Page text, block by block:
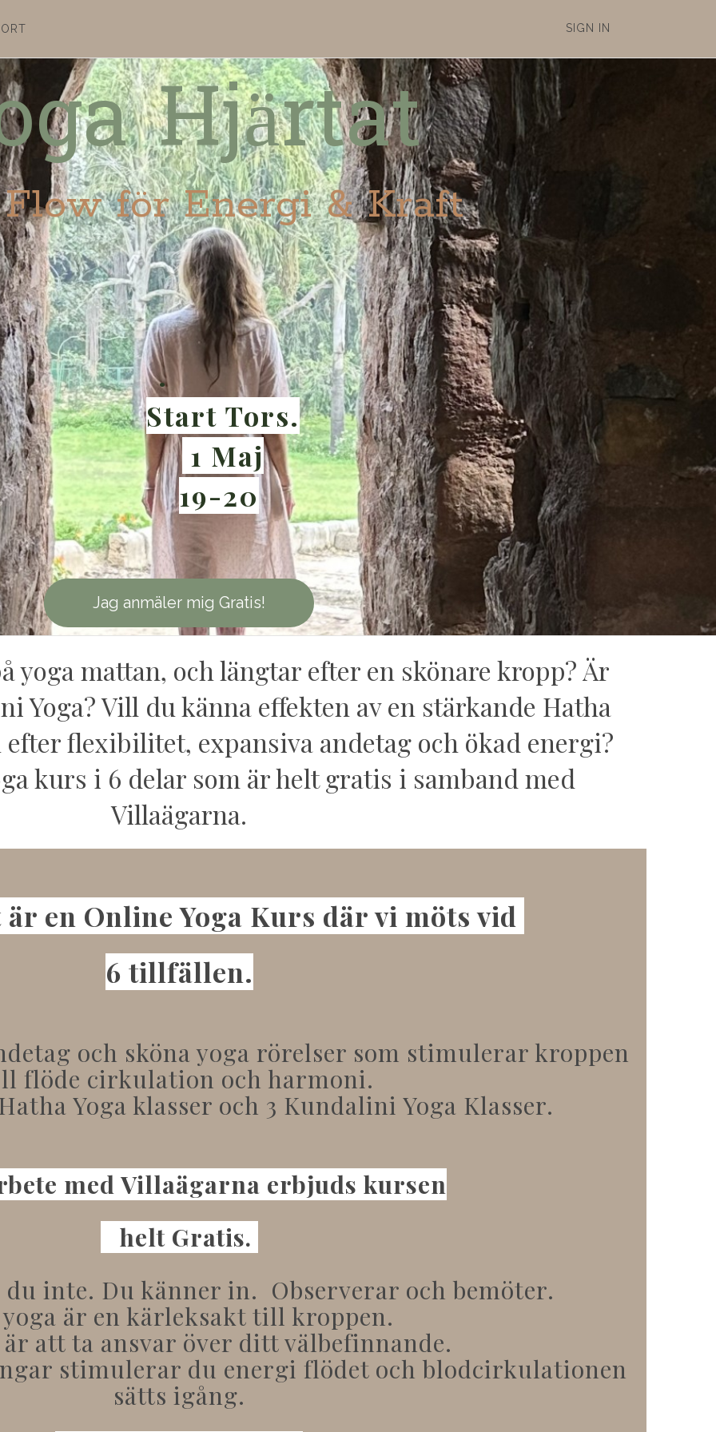
SIGN IN
Hjärtat
för Energi & Kraft
.
Start Tors.
1 Maj
19-20
Jag anmäler mig Gratis!
yoga mattan, och längtar efter en skönare kropp? Är
Yoga? Vill du känna effekten av en stärkande Hatha
efter flexibilitet, expansiva andetag och ökad energi?
kurs i 6 delar som är helt gratis i samband med
Villaägarna.
en Online Yoga Kurs där vi möts vid
6 tillfällen.
och sköna yoga rörelser som stimulerar kroppen
flöde cirkulation och harmoni.
Yoga klasser och 3 Kundalini Yoga Klasser.
med Villaägarna erbjuds kursen
helt Gratis.
inte. Du känner in. Observerar och bemöter.
är en kärleksakt till kroppen.
att ta ansvar över ditt välbefinnande.
stimulerar du energi flödet och blodcirkulationen
sätts igång.